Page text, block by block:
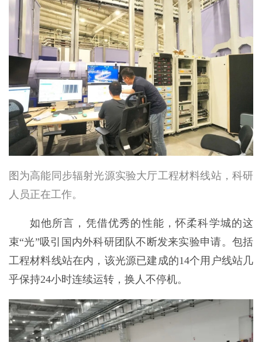
图为高能同步辐射光源实验大厅工程材料线站，科研
人员正在工作。
如他所言，凭借优秀的性能，怀柔科学城的这
束“光”吸引国内外科研团队不断发来实验申请。包括
工程材料线站在内，该光源已建成的14个用户线站几
乎保持24小时连续运转，换人不停机。